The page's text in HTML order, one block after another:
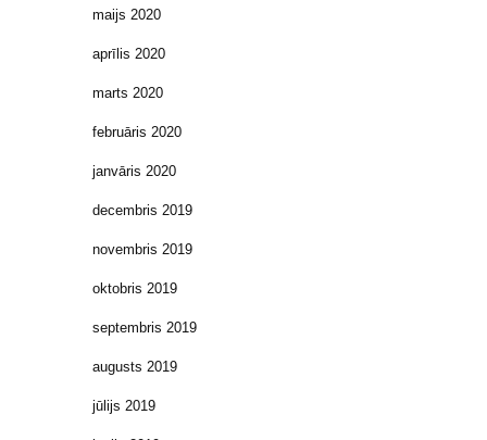
maijs 2020
aprīlis 2020
marts 2020
februāris 2020
janvāris 2020
decembris 2019
novembris 2019
oktobris 2019
septembris 2019
augusts 2019
jūlijs 2019